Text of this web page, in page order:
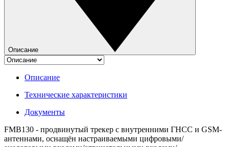
Описание
Описание
Технические характеристики
Документы
FMB130 - продвинутый трекер с внутренними ГНСС и GSM-
антеннами, оснащён настраиваемыми цифровыми/